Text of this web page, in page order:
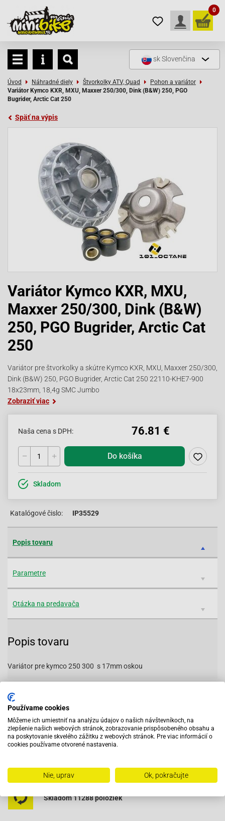
0
skSlovenčina
Úvod Náhradné diely Štvorkolky ATV, Quad
Pohon a variátor
Variátor Kymco KXR, MXU, Maxxer 250/300, Dink (B&W) 250, PGO
Bugrider, Arctic Cat 250
Späť na výpis
Variátor Kymco KXR, MXU,
Maxxer 250/300, Dink (B&W)
250, PGO Bugrider, Arctic Cat
250
Variátor pre štvorkolky a skútre Kymco KXR, MXU, Maxxer 250/300,
Dink (B&W) 250, PGO Bugrider, Arctic Cat 250 22110-KHE7-900
18x23mm, 18,4g SMC Jumbo
Zobraziť viac
Naša cena s DPH: 76.81 €
Do košíka
Skladom
Katalógové čislo: IP35529
Popis tovaru
Parametre
Otázka na predavača
Popis tovaru
Variátor pre kymco 250 300 s 17mm oskou
Vybavený servis s odborným vyškoleným personálom
Pri objednaní do 12:00 tovar zajtra u vás
Na trhu od roku 2007
Skladom 11288 položiek
Používame cookies
Môžeme ich umiestniť na analýzu údajov o našich návštevníkoch, na
zlepšenie našich webových stránok, zobrazovanie prispôsobeného obsahu a
na poskytovanie skvelého zážitku z webových stránok. Pre viac informácií o
cookies používame otvorené nastavenia.
Nie, uprav Ok, pokračujte